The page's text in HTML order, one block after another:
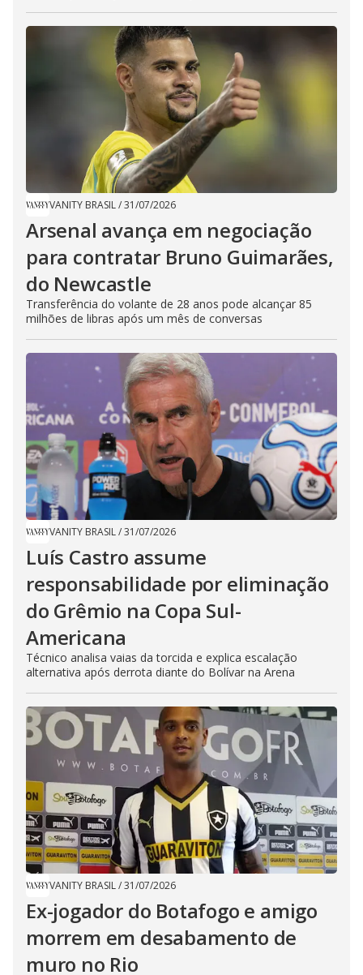
VANITY BRASIL/31/07/2026
Arsenal avança em negociação
para contratar Bruno Guimarães,
do Newcastle
Transferência do volante de 28 anos pode alcançar 85
milhões de libras após um mês de conversas
VANITY BRASIL/31/07/2026
Luís Castro assume
responsabilidade por eliminação
do Grêmio na Copa Sul-
Americana
Técnico analisa vaias da torcida e explica escalação
alternativa após derrota diante do Bolívar na Arena
VANITY BRASIL/31/07/2026
Ex-jogador do Botafogo e amigo
morrem em desabamento de
muro no Rio